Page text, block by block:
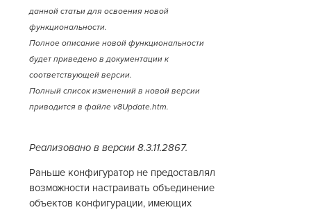
данной статьи для освоения новой
функциональности.
Полное описание новой функциональности
будет приведено в документации к
соответствующей версии.
Полный список изменений в новой версии
приводится в файле v8Update.htm.
Реализовано в версии 8.3.11.2867.
Раньше конфигуратор не предоставлял
возможности настраивать объединение
объектов конфигурации, имеющих